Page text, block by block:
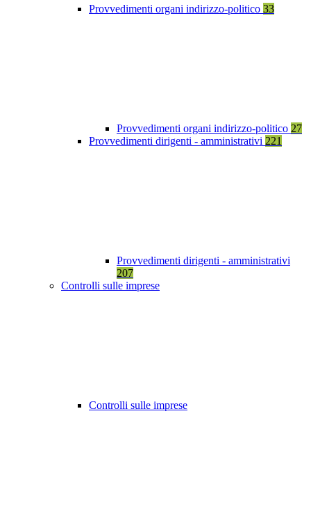
Provvedimenti organi indirizzo-politico 33
Provvedimenti organi indirizzo-politico 27
Provvedimenti dirigenti - amministrativi 221
Provvedimenti dirigenti - amministrativi
207
Controlli sulle imprese
Controlli sulle imprese